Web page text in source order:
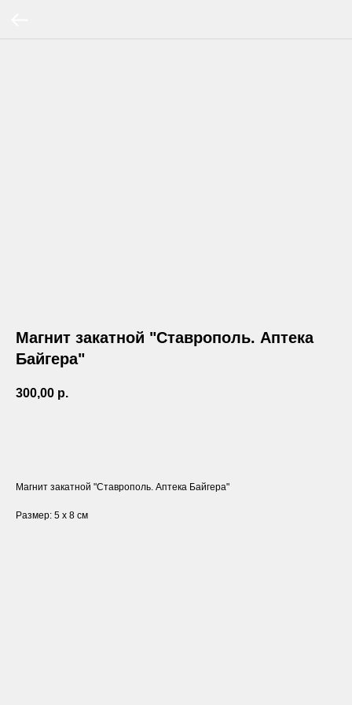
Магнит закатной "Ставрополь. Аптека
Байгера"
300,00 р.
Магнит закатной "Ставрополь. Аптека Байгера"
Размер: 5 х 8 см